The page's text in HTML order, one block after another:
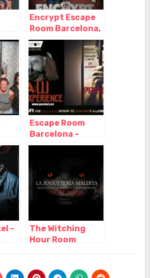
Encrypt Escape
Room Barcelona,
Barcelona –
Cataluña
–
Escape Room
Barcelona –
Questory,
–
The Witching
Hour Room
Barcelona –